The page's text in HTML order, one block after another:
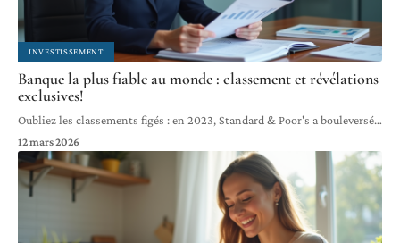
INVESTISSEMENT
Banque la plus fiable au monde : classement et révélations
exclusives!
Oubliez les classements figés : en 2023, Standard & Poor's a bouleversé…
12 mars 2026